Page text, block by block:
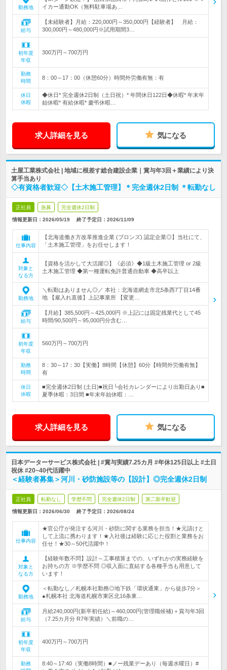
勤務地
イカー通勤OK（無料駐車場あ…
給与
【未経験者】月給：220,000円～350,000円【経験者】 月給：
300,000円～480,000円※試用期間3…
初年度
年収
300万円～700万円
勤務
時間
8：00～17：00（休憩60分）時間外労働有無：有
休日
休暇
◆休日* 完全週休2日制（土日祝）* 年間休日122日◆休暇* 年末年
始休暇* 有給休暇* 慶弔休暇…
求人詳細を見る 気になる
土屋工業株式会社 | 地域に根差す総合建設企業｜賞与年3回＋業績により決
算手当あり
◇有資格者歓迎◇【土木施工管理】＊完全週休2日制 ＊転勤なし
正社員 急募 完全週休2日制
情報更新日：2026/05/19 終了予定日： 2026/11/09
仕事内容
【北海道働き方改革推進企業 (ブロンズ) 認定企業◎】当社にて、
「土木施工管理」をお任せします！
対象と
なる方
【資格を活かして大活躍◎】《必須》◆1級土木施工管理 or 2級
土木施工管理 ◆第一種運転免許普通自動車 ◆高卒以上
勤務地
＼転勤はありません◎／ 本社：北海道網走市北5条西7丁目14番
地 【雇入れ直後】上記事業所 【変更…
給与
【月給】385,500円～425,000円 ※上記には固定残業代として45
時間/90,500円～95,000円分含む…
初年度
年収
560万円～700万円
勤務
時間
8：30～17：30【実働】8時間【休憩】60分【時間外労働有無】
有
休日
休暇
■完全週休2日制 (土日)■祝日└会社カレンダーにより出勤日あり■
夏季休暇：3日間 ■年末年始休暇：…
求人詳細を見る 気になる
日本データーサービス株式会社 | #賞与実績7.25カ月 #年休125日以上 #土日
祝休 #20~40代活躍中
＜経験者募集＞河川・砂防施設等の【設計】◎完全週休2日制
正社員 転勤なし 学歴不問 完全週休2日制 第二新卒歓迎
情報更新日：2026/06/30 終了予定日： 2026/08/24
仕事内容
★官公庁が発注する河川・砂防に関する業務を担当！★元請けと
して上流に携わります！★入社後は経験に応じた役割と業務をお
任せ！★30～50代活躍中！
対象と
なる方
【経験年数不問】設計～工事積算までの、いずれかの実務経験を
お持ちの方 ※学歴不問 ◎収入面に直結する各種手当も用意して
います！
勤務地
＜転勤なし／札幌本社勤務◎地下鉄「環状通東」から徒歩7分＞
●札幌本社 北海道札幌市東区北16条東…
給与
月給240,000円(新卒初任給)～460,000円(管理職候補)＋賞与年3回
（7.25カ月分 R7年実績）＼前職の…
初年度
年収
400万円～700万円
勤務
8:40～17:40（実働8時間）■ノー残業デーあり（毎週水曜日）#